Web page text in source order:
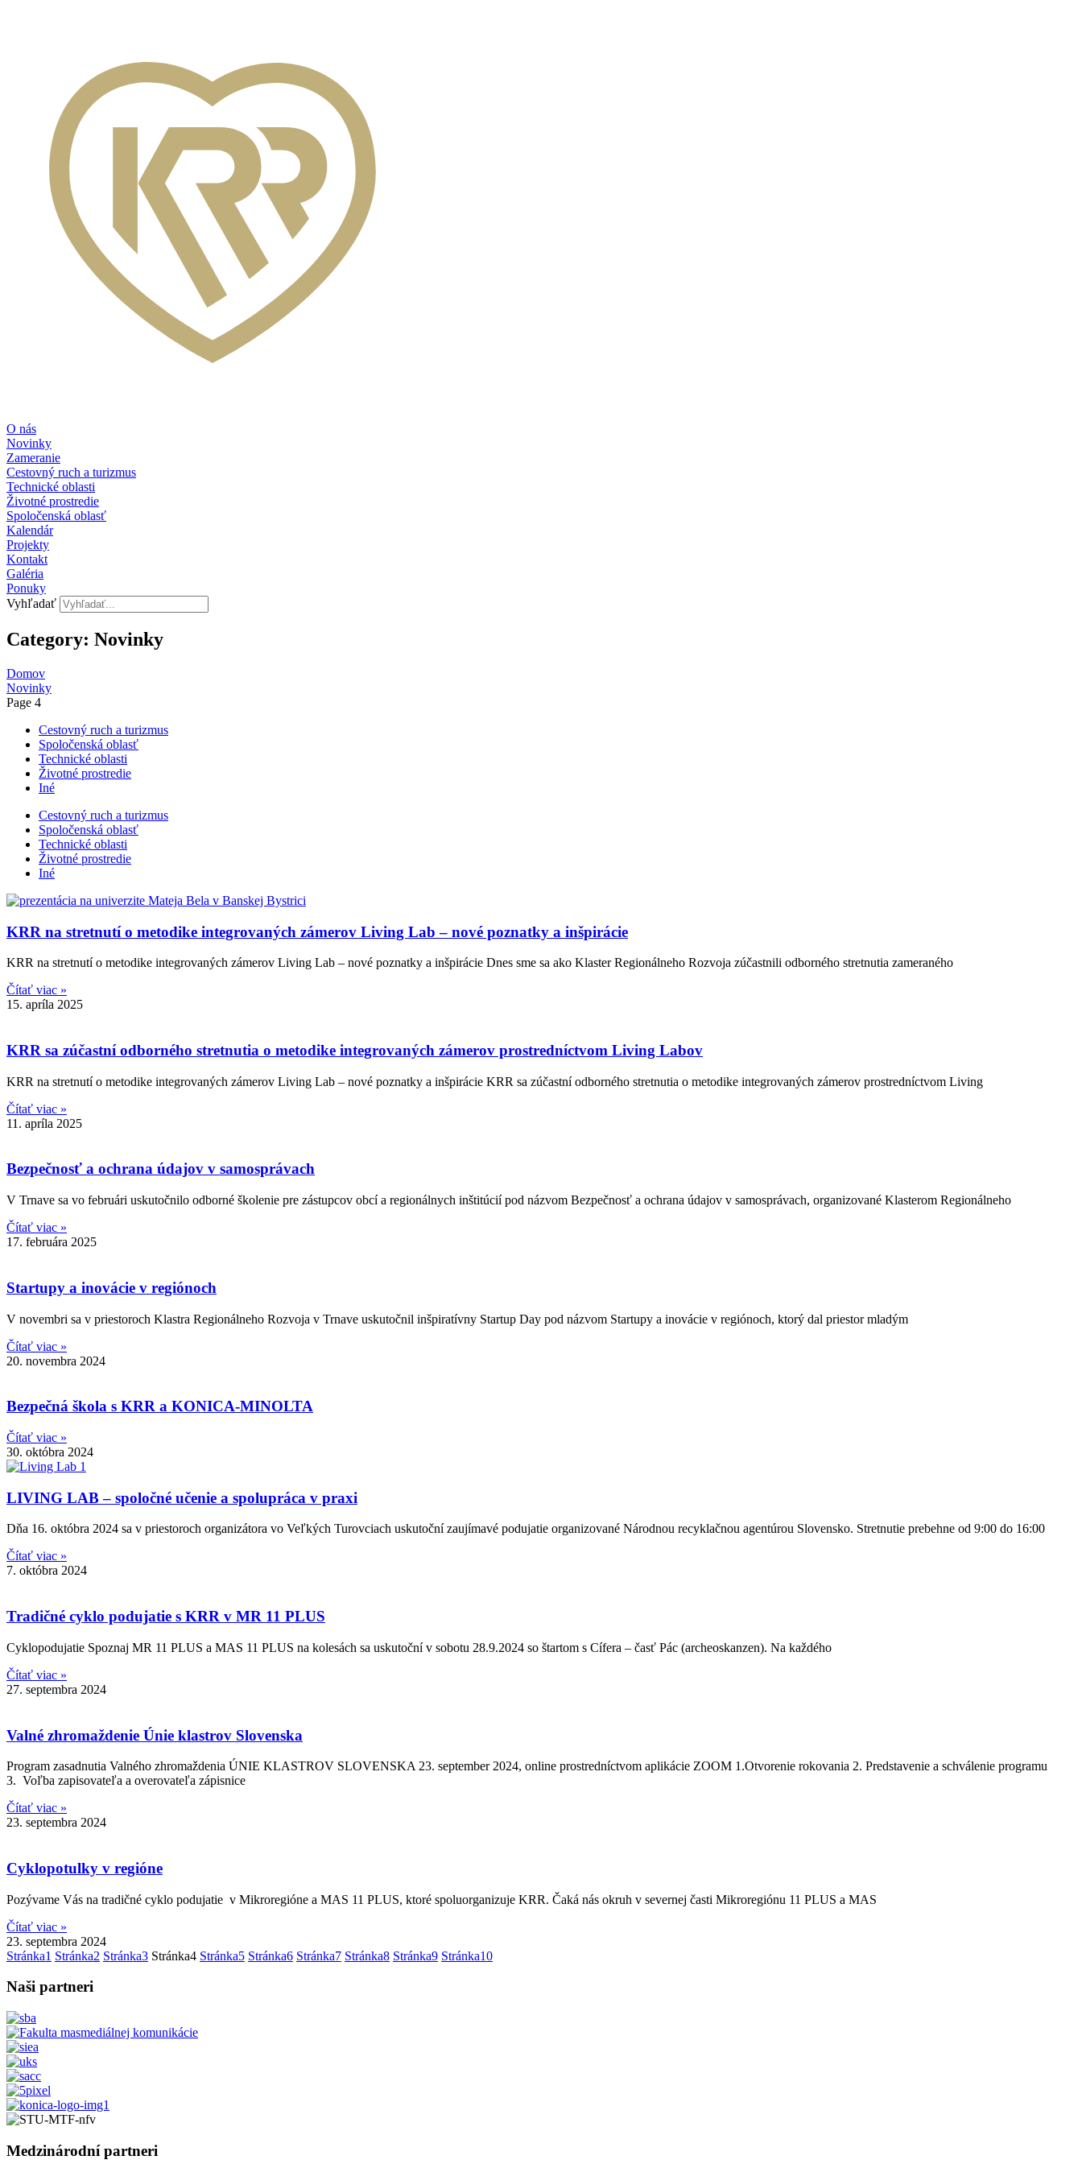
O nás
Novinky
Zameranie
Cestovný ruch a turizmus
Technické oblasti
Životné prostredie
Spoločenská oblasť
Kalendár
Projekty
Kontakt
Galéria
Ponuky
Vyhľadať
Category: Novinky
Domov
Novinky
Page 4
Cestovný ruch a turizmus​
Spoločenská oblasť
Technické oblasti
Životné prostredie
Iné
Cestovný ruch a turizmus​
Spoločenská oblasť
Technické oblasti
Životné prostredie
Iné
KRR na stretnutí o metodike integrovaných zámerov Living Lab – nové poznatky a inšpirácie
KRR na stretnutí o metodike integrovaných zámerov Living Lab – nové poznatky a inšpirácie Dnes sme sa ako Klaster Regionálneho Rozvoja zúčastnili odborného stretnutia zameraného
Čítať viac »
15. apríla 2025
KRR sa zúčastní odborného stretnutia o metodike integrovaných zámerov prostredníctvom Living Labov
KRR na stretnutí o metodike integrovaných zámerov Living Lab – nové poznatky a inšpirácie KRR sa zúčastní odborného stretnutia o metodike integrovaných zámerov prostredníctvom Living
Čítať viac »
11. apríla 2025
Bezpečnosť a ochrana údajov v samosprávach
V Trnave sa vo februári uskutočnilo odborné školenie pre zástupcov obcí a regionálnych inštitúcií pod názvom Bezpečnosť a ochrana údajov v samosprávach, organizované Klasterom Regionálneho
Čítať viac »
17. februára 2025
Startupy a inovácie v regiónoch
V novembri sa v priestoroch Klastra Regionálneho Rozvoja v Trnave uskutočnil inšpiratívny Startup Day pod názvom Startupy a inovácie v regiónoch, ktorý dal priestor mladým
Čítať viac »
20. novembra 2024
Bezpečná škola s KRR a KONICA-MINOLTA
Čítať viac »
30. októbra 2024
LIVING LAB – spoločné učenie a spolupráca v praxi
Dňa 16. októbra 2024 sa v priestoroch organizátora vo Veľkých Turovciach uskutoční zaujímavé podujatie organizované Národnou recyklačnou agentúrou Slovensko. Stretnutie prebehne od 9:00 do 16:00
Čítať viac »
7. októbra 2024
Tradičné cyklo podujatie s KRR v MR 11 PLUS
Cyklopodujatie Spoznaj MR 11 PLUS a MAS 11 PLUS na kolesách sa uskutoční v sobotu 28.9.2024 so štartom s Cífera – časť Pác (archeoskanzen). Na každého
Čítať viac »
27. septembra 2024
Valné zhromaždenie Únie klastrov Slovenska
Program zasadnutia Valného zhromaždenia ÚNIE KLASTROV SLOVENSKA 23. september 2024, online prostredníctvom aplikácie ZOOM 1.Otvorenie rokovania 2. Predstavenie a schválenie programu
3. Voľba zapisovateľa a overovateľa zápisnice
Čítať viac »
23. septembra 2024
Cyklopotulky v regióne
Pozývame Vás na tradičné cyklo podujatie v Mikroregióne a MAS 11 PLUS, ktoré spoluorganizuje KRR. Čaká nás okruh v severnej časti Mikroregiónu 11 PLUS a MAS
Čítať viac »
23. septembra 2024
Stránka1 Stránka2 Stránka3 Stránka4 Stránka5 Stránka6 Stránka7 Stránka8 Stránka9 Stránka10
Naši partneri
Medzinárodní partneri